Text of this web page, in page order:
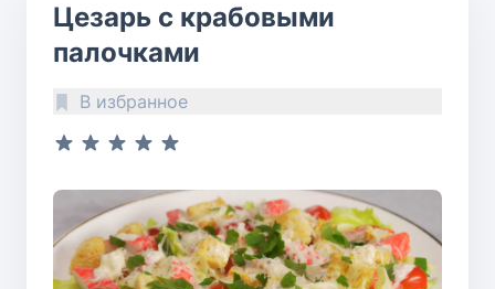
Цезарь с крабовыми
палочками
В избранное